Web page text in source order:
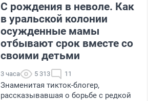
С рождения в неволе. Как
в уральской колонии
осужденные мамы
отбывают срок вместе со
своими детьми
3 часа 5 313 11
Знаменитая тикток-блогер,
рассказывавшая о борьбе с редкой